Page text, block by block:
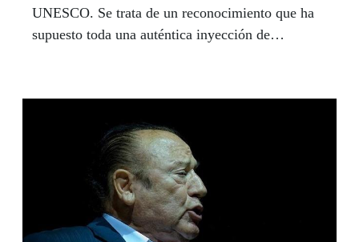
UNESCO. Se trata de un reconocimiento que ha
supuesto toda una auténtica inyección de
declaraciones de Patrimonio de la Humanidad,
según recuerda la alcaldesa de Córdoba, Isabel
Ambrosio, en este artículo.